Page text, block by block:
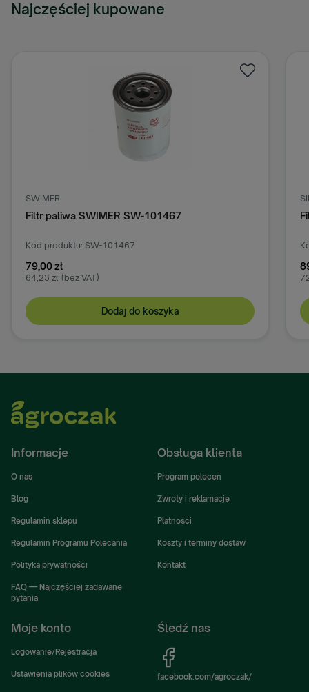
Najczęściej kupowane
SWIMER
Filtr paliwa SWIMER SW-101467
Kod produktu: SW-101467
79,00 zł
64,23 zł (bez VAT)
Dodaj do koszyka
Informacje
O nas
Blog
Regulamin sklepu
Regulamin Programu Polecania
Polityka prywatności
FAQ — Najczęściej zadawane
pytania
Obsługa klienta
Program poleceń
Zwroty i reklamacje
Płatności
Koszty i terminy dostaw
Kontakt
Moje konto
Logowanie/Rejestracja
Ustawienia plików cookies
Śledź nas
facebook.com/agroczak/